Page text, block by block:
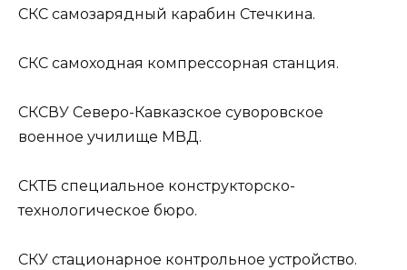
СКС самозарядный карабин Стечкина.
СКС самоходная компрессорная станция.
СКСВУ Северо-Кавказское суворовское
военное училище МВД.
СКТБ специальное конструкторско-
технологическое бюро.
СКУ стационарное контрольное устройство.